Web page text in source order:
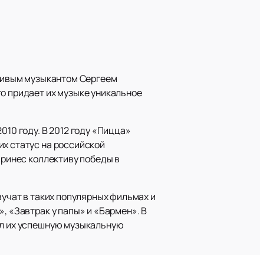
музыкантом Сергеем
придает их музыке уникальное
году. В 2012 году «Пицца»
статус на российской
коллективу победы в
в таких популярных фильмах и
«Завтрак у папы» и «Бармен». В
их успешную музыкальную